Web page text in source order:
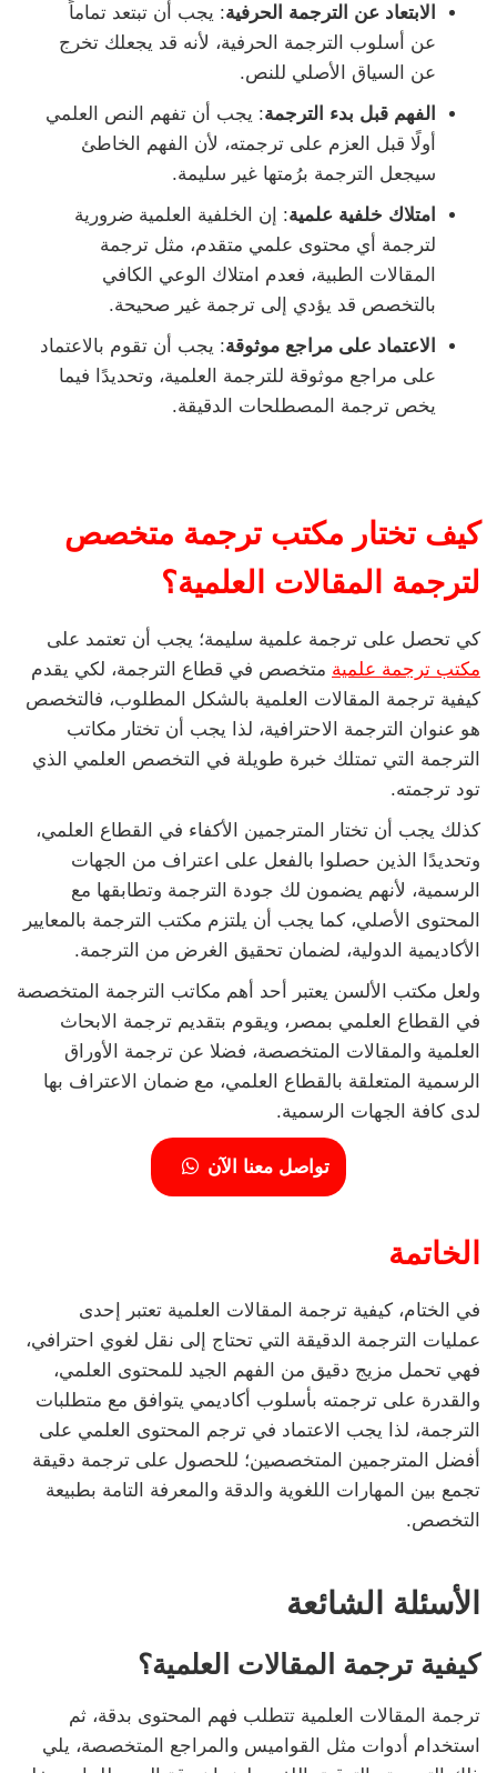
الابتعاد عن الترجمة الحرفية: يجب أن تبتعد تماماً
عن أسلوب الترجمة الحرفية، لأنه قد يجعلك تخرج
عن السياق الأصلي للنص.
الفهم قبل بدء الترجمة: يجب أن تفهم النص العلمي
أولًا قبل العزم على ترجمته، لأن الفهم الخاطئ
سيجعل الترجمة برُمتها غير سليمة.
امتلاك خلفية علمية: إن الخلفية العلمية ضرورية
لترجمة أي محتوى علمي متقدم، مثل ترجمة
المقالات الطبية، فعدم امتلاك الوعي الكافي
بالتخصص قد يؤدي إلى ترجمة غير صحيحة.
الاعتماد على مراجع موثوقة: يجب أن تقوم بالاعتماد
على مراجع موثوقة للترجمة العلمية، وتحديدًا فيما
يخص ترجمة المصطلحات الدقيقة.
كيف تختار مكتب ترجمة متخصص
لترجمة المقالات العلمية؟
كي تحصل على ترجمة علمية سليمة؛ يجب أن تعتمد على
مكتب ترجمة علمية متخصص في قطاع الترجمة، لكي يقدم
كيفية ترجمة المقالات العلمية بالشكل المطلوب، فالتخصص
هو عنوان الترجمة الاحترافية، لذا يجب أن تختار مكاتب
الترجمة التي تمتلك خبرة طويلة في التخصص العلمي الذي
تود ترجمته.
كذلك يجب أن تختار المترجمين الأكفاء في القطاع العلمي،
وتحديدًا الذين حصلوا بالفعل على اعتراف من الجهات
الرسمية، لأنهم يضمون لك جودة الترجمة وتطابقها مع
المحتوى الأصلي، كما يجب أن يلتزم مكتب الترجمة بالمعايير
الأكاديمية الدولية، لضمان تحقيق الغرض من الترجمة.
ولعل مكتب الألسن يعتبر أحد أهم مكاتب الترجمة المتخصصة
في القطاع العلمي بمصر، ويقوم بتقديم ترجمة الابحاث
العلمية والمقالات المتخصصة، فضلا عن ترجمة الأوراق
الرسمية المتعلقة بالقطاع العلمي، مع ضمان الاعتراف بها
لدى كافة الجهات الرسمية.
تواصل معنا الآن
الخاتمة
في الختام، كيفية ترجمة المقالات العلمية تعتبر إحدى
عمليات الترجمة الدقيقة التي تحتاج إلى نقل لغوي احترافي،
فهي تحمل مزيج دقيق من الفهم الجيد للمحتوى العلمي،
والقدرة على ترجمته بأسلوب أكاديمي يتوافق مع متطلبات
الترجمة، لذا يجب الاعتماد في ترجم المحتوى العلمي على
أفضل المترجمين المتخصصين؛ للحصول على ترجمة دقيقة
تجمع بين المهارات اللغوية والدقة والمعرفة التامة بطبيعة
التخصص.
الأسئلة الشائعة
كيفية ترجمة المقالات العلمية؟
ترجمة المقالات العلمية تتطلب فهم المحتوى بدقة، ثم
استخدام أدوات مثل القواميس والمراجع المتخصصة، يلي